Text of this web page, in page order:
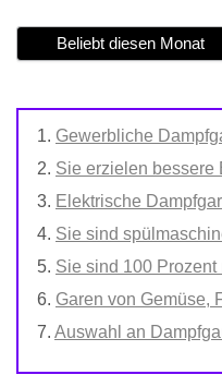
Beliebt diesen Monat
Gewerbliche
Sie erzielen bessere
Elektrische
Sie sind
Sie sind 100 Prozent
Garen von Gemüse,
Auswahl an